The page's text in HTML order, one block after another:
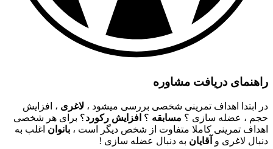
راهنمای دریافت مشاوره
در ابتدا اهداف تمرینی شخصی بررسی میشود ، لاغری ، افزایش
حجم ، عضله سازی ؟ مسابقه ؟ افزایش رکورد؟ برای هر شخصی
اهداف تمرینی کاملا متفاوت از شخص دیگر است ، بانوان اغلب به
دنبال لاغری و آقایان به دنبال عضله سازی !